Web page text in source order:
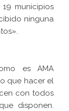
municipios
ninguna
es AMA
que hacer el
con todos
disponen.